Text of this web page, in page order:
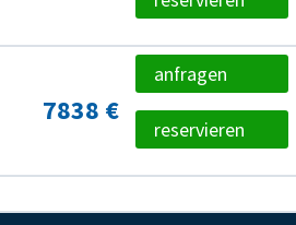
7838 €
anfragen
reservieren